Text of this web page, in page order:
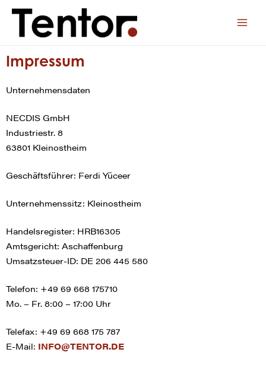
Impressum
Unternehmensdaten
NECDIS GmbH
Industriestr. 8
63801 Kleinostheim
Geschäftsführer: Ferdi Yüceer
Unternehmenssitz: Kleinostheim
Handelsregister: HRB16305
Amtsgericht: Aschaffenburg
Umsatzsteuer-ID: DE 206 445 580
Telefon: +49 69 668 175710
Mo. – Fr. 8:00 – 17:00 Uhr
Telefax: +49 69 668 175 787
E-Mail: INFO@TENTOR.DE